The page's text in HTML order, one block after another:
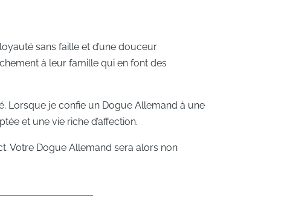
sans faille et d’une douceur
à leur famille qui en font des
Lorsque je confie un Dogue Allemand à une
et une vie riche d’affection.
Votre Dogue Allemand sera alors non